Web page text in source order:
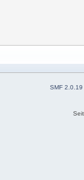
SMF 2.0.19